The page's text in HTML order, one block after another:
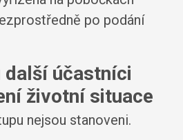
po podání
účastníci
životní situace
nejsou stanoveni.